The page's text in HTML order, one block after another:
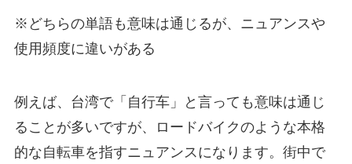
※どちらの単語も意味は通じるが、ニュアンスや
使用頻度に違いがある
例えば、台湾で「自行车」と言っても意味は通じ
ることが多いですが、ロードバイクのような本格
的な自転車を指すニュアンスになります。街中で